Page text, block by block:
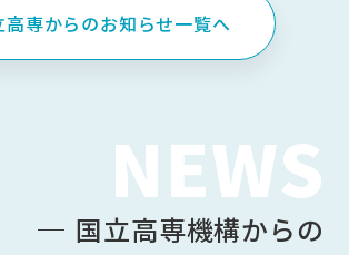
高専からのお知らせ一覧へ
NEWS
国立高専機構からの